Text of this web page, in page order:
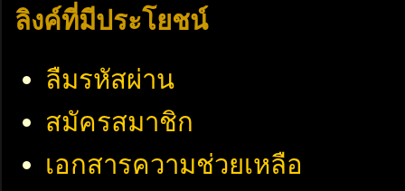
ลิงค์ที่มีประโยชน์
ลืมรหัสผ่าน
สมัครสมาชิก
เอกสารความช่วยเหลือ